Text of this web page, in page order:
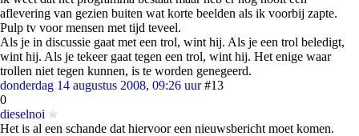
aflevering van gezien buiten wat korte beelden als ik voorbij zapte.
Pulp tv voor mensen met tijd teveel.
Als je in discussie gaat met een trol, wint hij. Als je een trol beledigt,
wint hij. Als je tekeer gaat tegen een trol, wint hij. Het enige waar
trollen niet tegen kunnen, is te worden genegeerd.
donderdag 14 augustus 2008, 09:26 uur #13
0
dieselnoi
Het is al een schande dat hiervoor een nieuwsbericht moet komen.